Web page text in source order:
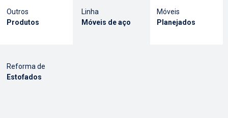
Outros
Produtos
Linha
Móveis de aço
Móveis
Planejados
Reforma de
Estofados